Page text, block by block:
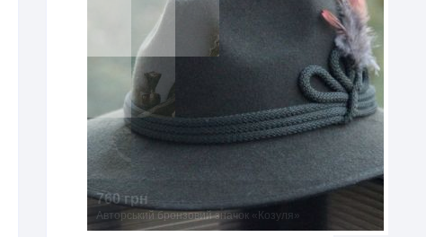
760 грн
Авторський бронзовий значок «Козуля»